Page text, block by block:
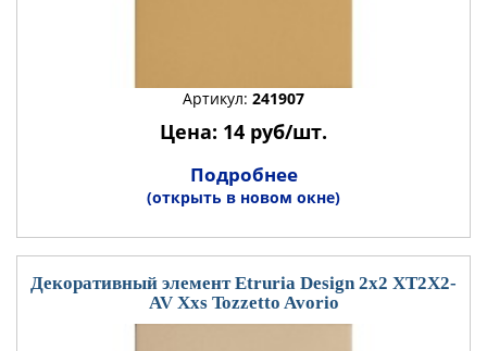
Артикул: 241907
Цена: 14 руб/шт.
Подробнее
(открыть в новом окне)
Декоративный элемент Etruria Design 2x2 XT2X2-
AV Xxs Tozzetto Avorio